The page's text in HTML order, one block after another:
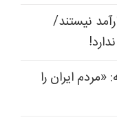
نیستند/
ایران را